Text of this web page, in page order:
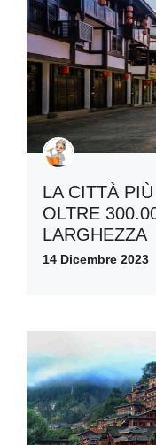
LA CITTÀ
OLTRE
LARGHEZZA
14 Dicembre 2023